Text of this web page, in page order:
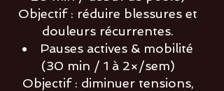
Objectif : réduire blessures et
douleurs récurrentes.
Pauses actives & mobilité
(30 min / 1 à 2×/sem)
Objectif : diminuer tensions,